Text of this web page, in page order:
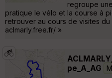
regroupe
pratique le vélo et la course à
retrouver au cours de visites du
aclmarly.free.fr/ »
pe_A_AG